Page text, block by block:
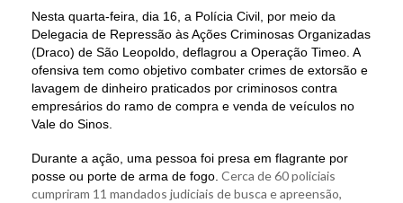
Nesta quarta-feira, dia 16, a Polícia Civil, por meio da
Delegacia de Repressão às Ações Criminosas Organizadas
(Draco) de São Leopoldo, deflagrou a Operação Timeo. A
ofensiva tem como objetivo combater crimes de extorsão e
lavagem de dinheiro praticados por criminosos contra
empresários do ramo de compra e venda de veículos no
Vale do Sinos.
Durante a ação, uma pessoa foi presa em flagrante por
posse ou porte de arma de fogo. Cerca de 60 policiais
cumpriram 11 mandados judiciais de busca e apreensão,